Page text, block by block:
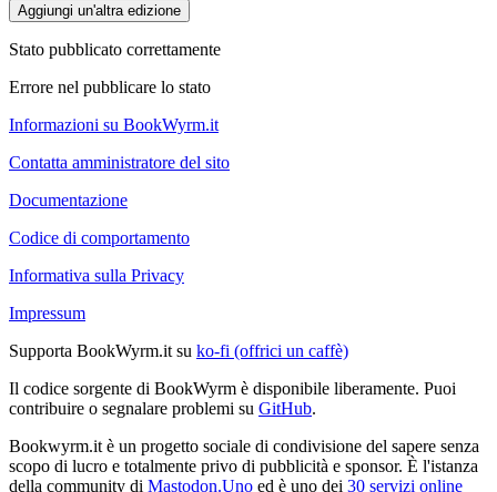
Aggiungi un'altra edizione
Stato pubblicato correttamente
Errore nel pubblicare lo stato
Informazioni su BookWyrm.it
Contatta amministratore del sito
Documentazione
Codice di comportamento
Informativa sulla Privacy
Impressum
Supporta BookWyrm.it su ko-fi (offrici un caffè)
Il codice sorgente di BookWyrm è disponibile liberamente. Puoi
contribuire o segnalare problemi su GitHub.
Bookwyrm.it è un progetto sociale di condivisione del sapere senza
scopo di lucro e totalmente privo di pubblicità e sponsor. È l'istanza
della community di Mastodon.Uno ed è uno dei 30 servizi online